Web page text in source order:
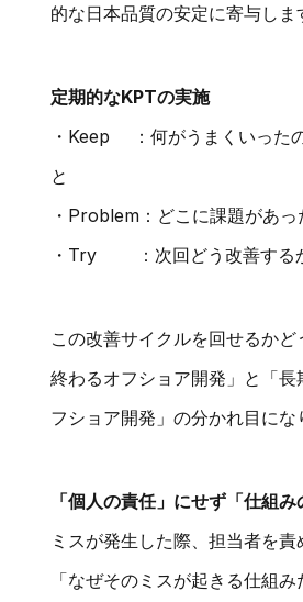
的な日本品質の安定に寄与しま
定期的なKPTの実施
・Keep ：何がうまくいった
と
・Problem：どこに課題があ
・Try ：次回どう改善する
この改善サイクルを回せるか
終わるオフショア開発」と「長
フショア開発」の分かれ目にな
「個人の責任」にせず「仕組
ミスが発生した際、担当者を責
「なぜそのミスが起きる仕組